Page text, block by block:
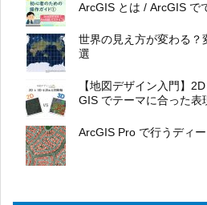
ArcGIS とは / ArcGIS で
世界の見え方が変わる？
選
【地図デザイン入門】
GIS でテーマに合った
ArcGIS Pro で行うディ